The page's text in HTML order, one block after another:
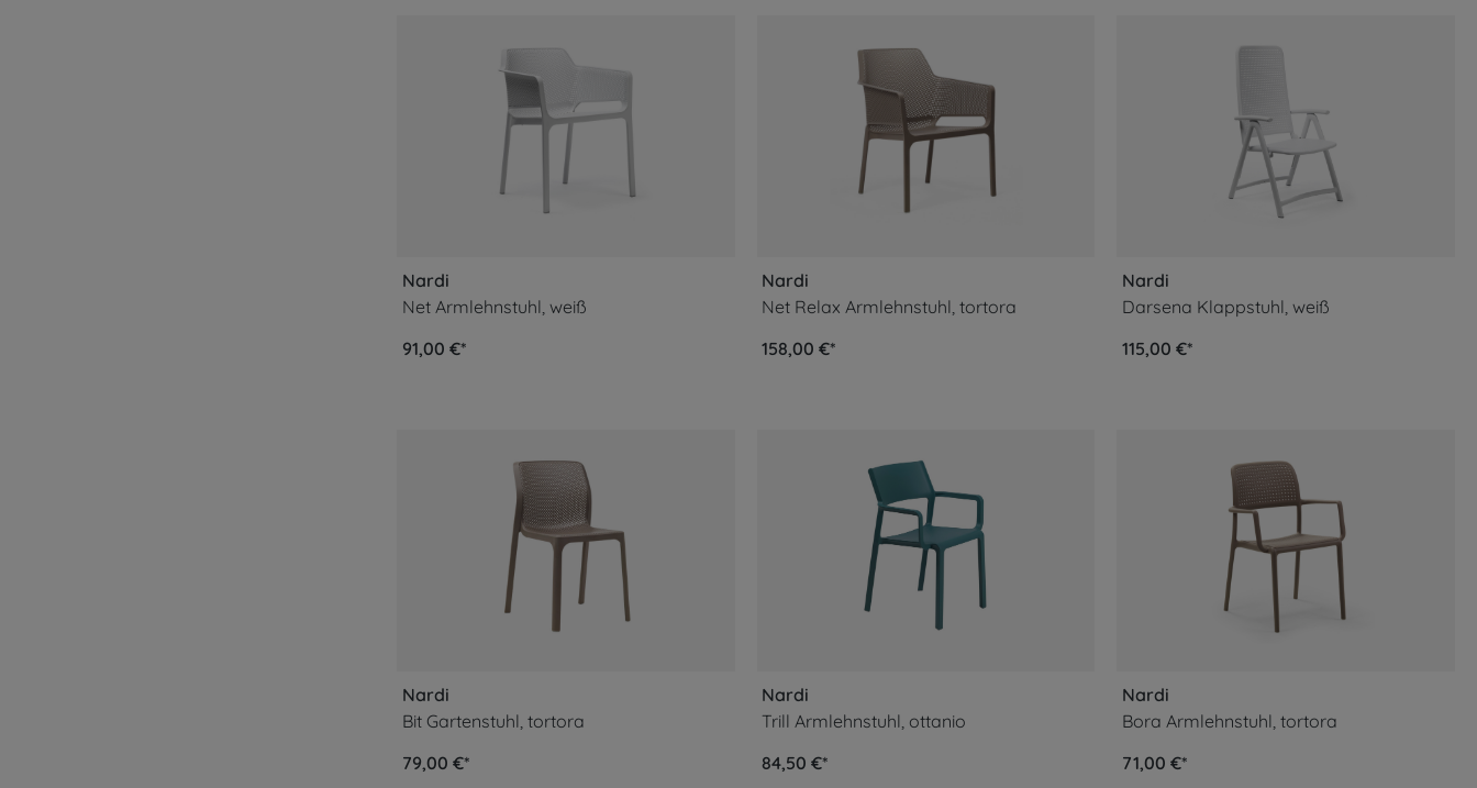
Nardi
Net Armlehnstuhl, weiß
91,00 €*
Nardi
Net Relax Armlehnstuhl, tortora
158,00 €*
Nardi
Darsena Klappstuhl, weiß
115,00 €*
Nardi
Bit Gartenstuhl, tortora
79,00 €*
Nardi
Trill Armlehnstuhl, ottanio
84,50 €*
Nardi
Bora Armlehnstuhl, tortora
71,00 €*